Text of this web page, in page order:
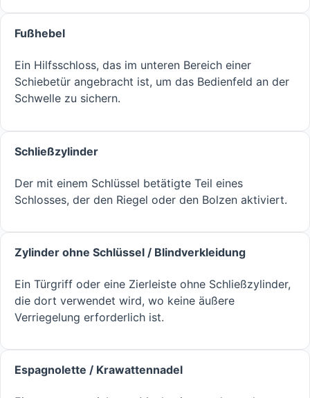
Fußhebel
Ein Hilfsschloss, das im unteren Bereich einer
Schiebetür angebracht ist, um das Bedienfeld an der
Schwelle zu sichern.
Schließzylinder
Der mit einem Schlüssel betätigte Teil eines
Schlosses, der den Riegel oder den Bolzen aktiviert.
Zylinder ohne Schlüssel / Blindverkleidung
Ein Türgriff oder eine Zierleiste ohne Schließzylinder,
die dort verwendet wird, wo keine äußere
Verriegelung erforderlich ist.
Espagnolette / Krawattennadel